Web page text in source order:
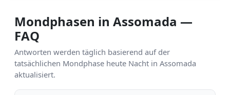
Mondphasen in Assomada —
FAQ
Antworten werden täglich basierend auf der
tatsächlichen Mondphase heute Nacht in Assomada
aktualisiert.